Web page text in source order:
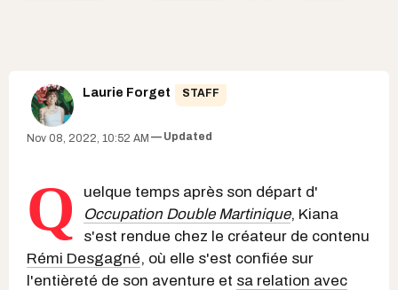
Laurie Forget STAFF
Nov 08, 2022, 10:52 AM Updated
Q
uelque temps après son départ d'
Occupation Double Martinique, Kiana
s'est rendue chez le créateur de contenu
Rémi Desgagné, où elle s'est confiée sur
l'entièreté de son aventure et sa relation avec